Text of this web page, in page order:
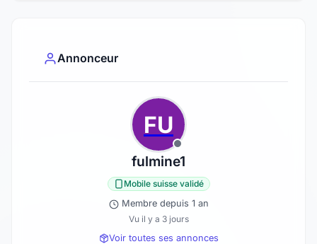
Annonceur
FU
fulmine1
Mobile suisse validé
Membre depuis 1 an
Vu il y a 3 jours
Voir toutes ses annonces